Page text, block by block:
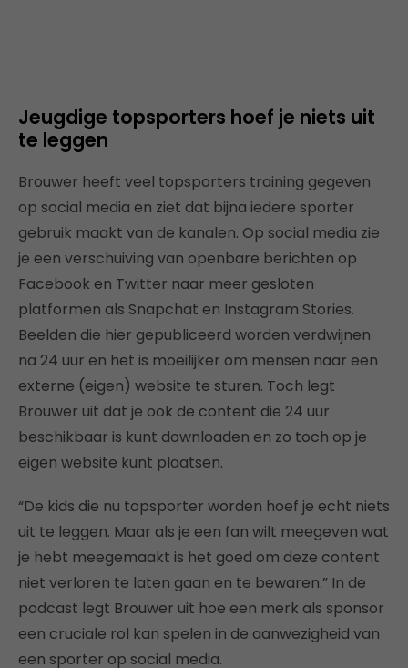
Jeugdige topsporters hoef je niets uit
te leggen
Brouwer heeft veel topsporters training gegeven
op social media en ziet dat bijna iedere sporter
gebruik maakt van de kanalen. Op social media zie
je een verschuiving van openbare berichten op
Facebook en Twitter naar meer gesloten
platformen als Snapchat en Instagram Stories.
Beelden die hier gepubliceerd worden verdwijnen
na 24 uur en het is moeilijker om mensen naar een
externe (eigen) website te sturen. Toch legt
Brouwer uit dat je ook de content die 24 uur
beschikbaar is kunt downloaden en zo toch op je
eigen website kunt plaatsen.
“De kids die nu topsporter worden hoef je echt niets
uit te leggen. Maar als je een fan wilt meegeven wat
je hebt meegemaakt is het goed om deze content
niet verloren te laten gaan en te bewaren.” In de
podcast legt Brouwer uit hoe een merk als sponsor
een cruciale rol kan spelen in de aanwezigheid van
een sporter op social media.